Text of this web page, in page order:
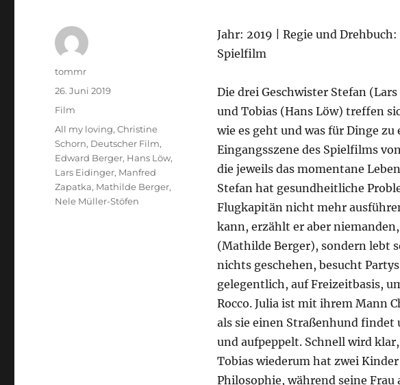
Jahr: 2019 | Regie und
Spielfilm
Die drei Geschwister Stefan
und Tobias (Hans Löw) treffen
wie es geht und was für Dinge
Eingangsszene des Spielfilms
die jeweils das momentane
Stefan hat gesundheitliche
Flugkapitän nicht mehr
kann, erzählt er aber
(Mathilde Berger), sondern lebt
nichts geschehen, besucht
gelegentlich, auf Freizeitbasis,
Rocco. Julia ist mit ihrem Mann
als sie einen Straßenhund
und aufpeppelt. Schnell wird
Tobias wiederum hat zwei
Philosophie, während seine
Autor
tommr
Veröffentlicht
am
26. Juni 2019
Kategorien
Film
Schlagwörter
All my loving,Christine
Schorn, Deutscher Film,
Edward Berger, Hans Löw,
Lars Eidinger, Manfred
Zapatka, Mathilde Berger,
Nele Müller-Stöfen